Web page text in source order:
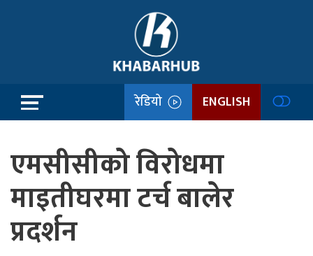
रेडियो ENGLISH
एमसीसीको विरोधमा
माइतीघरमा टर्च बालेर
प्रदर्शन